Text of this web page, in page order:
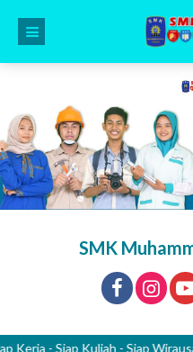
SMK
- Siap Kuliah - Siap Wirausaha